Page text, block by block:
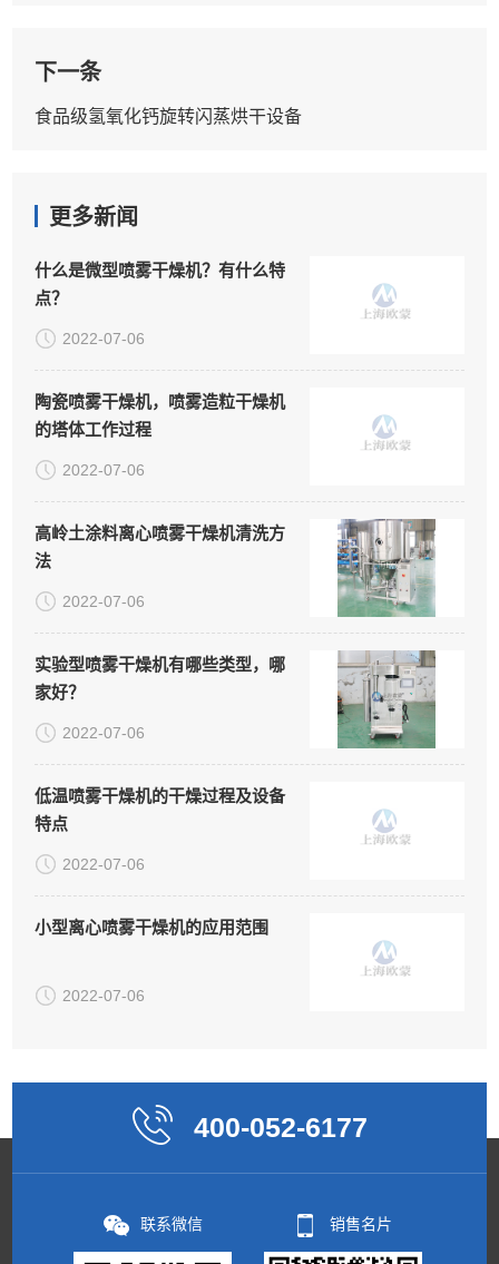
下一条
食品级氢氧化钙旋转闪蒸烘干设备
更多新闻
什么是微型喷雾干燥机？有什么特
点？
2022-07-06
陶瓷喷雾干燥机，喷雾造粒干燥机
的塔体工作过程
2022-07-06
高岭土涂料离心喷雾干燥机清洗方
法
2022-07-06
实验型喷雾干燥机有哪些类型，哪
家好？
2022-07-06
低温喷雾​干燥机的干燥过程及设备
特点
2022-07-06
小型离心喷雾干燥机的应用范围
2022-07-06
400-052-6177
联系微信 销售名片